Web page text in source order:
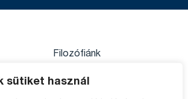
sütiket használ
Filozófiánk